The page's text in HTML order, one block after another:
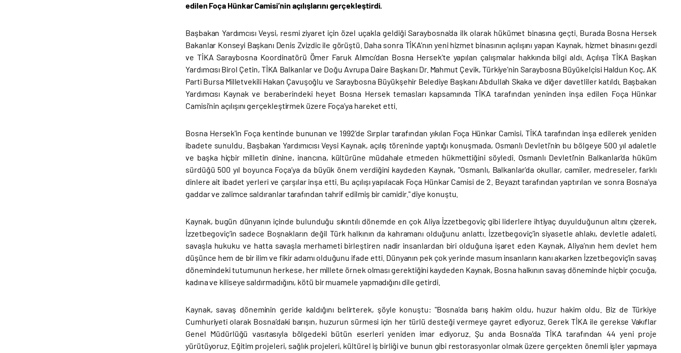
edilen Foça Hünkar Camisi’nin açılışlarını gerçekleştirdi.
Başbakan Yardımcısı Veysi, resmi ziyaret için özel uçakla geldiği Saraybosna'da ilk olarak hükümet binasına geçti. Burada Bosna Hersek
Bakanlar Konseyi Başkanı Denis Zvizdic ile görüştü. Daha sonra TİKA'nın yeni hizmet binasının açılışını yapan Kaynak, hizmet binasını gezdi
ve TİKA Saraybosna Koordinatörü Ömer Faruk Alımcı'dan Bosna Hersek'te yapılan çalışmalar hakkında bilgi aldı. Açılışa TİKA Başkan
Yardımcısı Birol Çetin, TİKA Balkanlar ve Doğu Avrupa Daire Başkanı Dr. Mahmut Çevik, Türkiye'nin Saraybosna Büyükelçisi Haldun Koç, AK
Parti Bursa Milletvekili Hakan Çavuşoğlu ve Saraybosna Büyükşehir Belediye Başkanı Abdullah Skaka ve diğer davetliler katıldı. Başbakan
Yardımcısı Kaynak ve beraberindeki heyet Bosna Hersek temasları kapsamında TİKA tarafından yeninden inşa edilen Foça Hünkar
Camisi’nin açılışını gerçekleştirmek üzere Foça’ya hareket etti.
Bosna Hersek'in Foça kentinde bununan ve 1992'de Sırplar tarafından yıkılan Foça Hünkar Camisi, TİKA tarafından inşa edilerek yeniden
ibadete sunuldu. Başbakan Yardımıcısı Veysi Kaynak, açılış töreninde yaptığı konuşmada, Osmanlı Devleti’nin bu bölgeye 500 yıl adaletle
ve başka hiçbir milletin dinine, inancına, kültürüne müdahale etmeden hükmettiğini söyledi. Osmanlı Devleti’nin Balkanlar'da hüküm
sürdüğü 500 yıl boyunca Foça’ya da büyük önem verdiğini kaydeden Kaynak, "Osmanlı, Balkanlar'da okullar, camiler, medreseler, farklı
dinlere ait ibadet yerleri ve çarşılar inşa etti. Bu açılışı yapılacak Foça Hünkar Camisi de 2. Beyazıt tarafından yaptırılan ve sonra Bosna’ya
gaddar ve zalimce saldıranlar tarafından tahrif edilmiş bir camidir." diye konuştu.
Kaynak, bugün dünyanın içinde bulunduğu sıkıntılı dönemde en çok Aliya İzzetbegoviç gibi liderlere ihtiyaç duyulduğunun altını çizerek,
İzzetbegoviç’in sadece Boşnakların değil Türk halkının da kahramanı olduğunu anlattı. İzzetbegoviç’in siyasetle ahlakı, devletle adaleti,
savaşla hukuku ve hatta savaşla merhameti birleştiren nadir insanlardan biri olduğuna işaret eden Kaynak, Aliya’nın hem devlet hem
düşünce hem de bir ilim ve fikir adamı olduğunu ifade etti. Dünyanın pek çok yerinde masum insanların kanı akarken İzzetbegoviç’in savaş
dönemindeki tutumunun herkese, her millete örnek olması gerektiğini kaydeden Kaynak, Bosna halkının savaş döneminde hiçbir çocuğa,
kadına ve kiliseye saldırmadığını, kötü bir muamele yapmadığını dile getirdi.
Kaynak, savaş döneminin geride kaldığını belirterek, şöyle konuştu: "Bosna’da barış hakim oldu, huzur hakim oldu. Biz de Türkiye
Cumhuriyeti olarak Bosna’daki barışın, huzurun sürmesi için her türlü desteği vermeye gayret ediyoruz. Gerek TİKA ile gerekse Vakıflar
Genel Müdürlüğü vasıtasıyla bölgedeki bütün eserleri yeniden imar ediyoruz. Şu anda Bosna’da TİKA tarafından 44 yeni proje
yürütüyoruz. Eğitim projeleri, sağlık projeleri, kültürel iş birliği ve bunun gibi restorasyonlar olmak üzere gerçekten önemli işler yapmaya